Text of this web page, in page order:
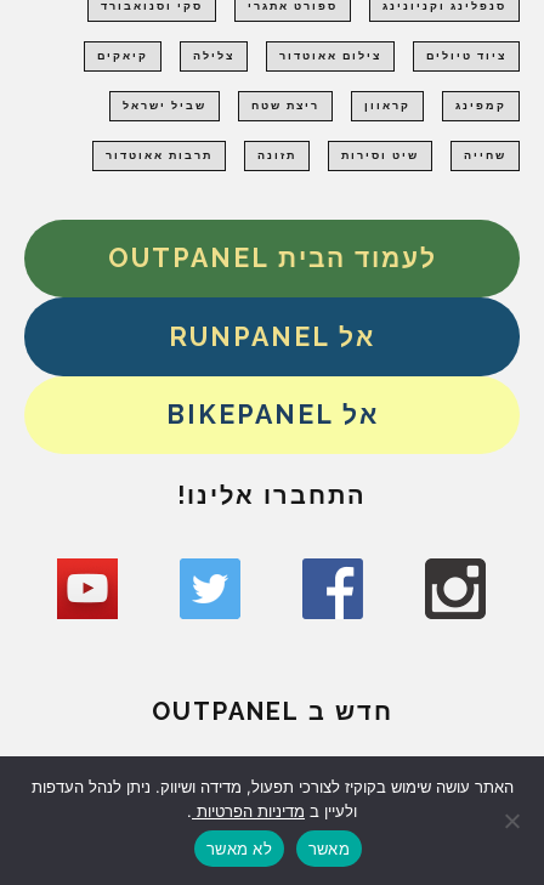
סנפלינג וקניונינג ספורט אתגרי סקי וסנואבורד
ציוד טיולים צילום אאוטדור צלילה קיאקים
קמפינג קראוון ריצת שטח שביל ישראל
שחייה שיט וסירות תזונה תרבות אאוטדור
לעמוד הבית OUTPANEL
אל RUNPANEL
אל BIKEPANEL
התחברו אלינו!
חדש ב OUTPANEL
הולכים, טובלים, שוחים. טיול מומלץ למסלול
קייצי רטוב בעמק המעיינות
טיולי החודש – לוח אאוטפאנל עם ההמלצות
האתר עושה שימוש בקוקיז לצורכי תפעול, מדידה ושיווק. ניתן לנהל העדפות
ולעיין ב מדיניות הפרטיות .
מאשר
לא מאשר